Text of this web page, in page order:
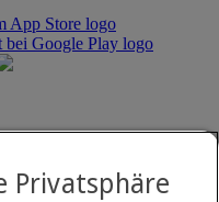
Privatsphäre